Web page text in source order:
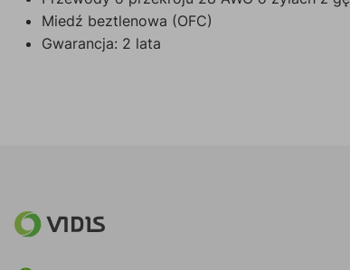
Miedź beztlenowa (OFC)
Gwarancja: 2 lata